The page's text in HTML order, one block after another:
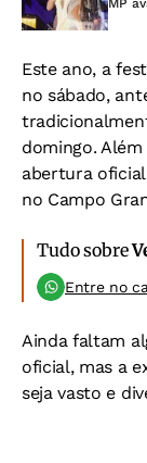
MP
Este ano, a
no sábado,
domingo.
abertura
no Campo
Tudo sobre
Entre no
Ainda faltam
oficial, mas a
seja vasto e